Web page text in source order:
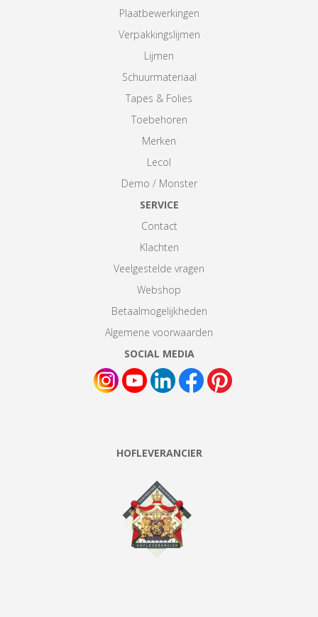
Plaatbewerkingen
Verpakkingslijmen
Lijmen
Schuurmateriaal
Tapes & Folies
Toebehoren
Merken
Lecol
Demo / Monster
SERVICE
Contact
Klachten
Veelgestelde vragen
Webshop
Betaalmogelijkheden
Algemene voorwaarden
SOCIAL MEDIA
HOFLEVERANCIER